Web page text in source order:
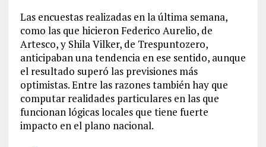
Las encuestas realizadas en la última semana,
como las que hicieron Federico Aurelio, de
Artesco, y Shila Vilker, de Trespuntozero,
anticipaban una tendencia en ese sentido, aunque
el resultado superó las previsiones más
optimistas. Entre las razones también hay que
computar realidades particulares en las que
funcionan lógicas locales que tiene fuerte
impacto en el plano nacional.